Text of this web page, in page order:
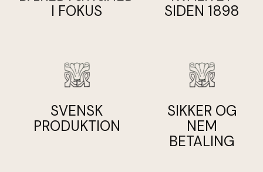
Gylden bleg 125gr
Kontakt os, hvis du har spørgsmål til dette.
I FOKUS
SIDEN 1898
SVENSK
PRODUKTION
SIKKER OG
NEM
BETALING